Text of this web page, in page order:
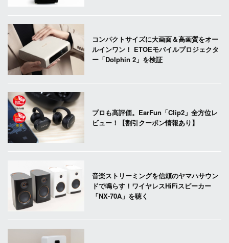
コンパクトサイズに大画面＆高画質をオー
ルインワン！ ETOEモバイルプロジェクタ
ー「Dolphin 2」を検証
プロも高評価。EarFun「Clip2」全方位レ
ビュー！【割引クーポン情報あり】
音楽ストリーミングを信頼のヤマハサウン
ドで鳴らす！ワイヤレスHiFiスピーカー
「NX-70A」を聴く